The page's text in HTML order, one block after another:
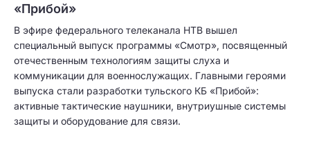
«Прибой»
В эфире федерального телеканала НТВ вышел
специальный выпуск программы «Смотр», посвященный
отечественным технологиям защиты слуха и
коммуникации для военнослужащих. Главными героями
выпуска стали разработки тульского КБ «Прибой»:
активные тактические наушники, внутриушные системы
защиты и оборудование для связи.